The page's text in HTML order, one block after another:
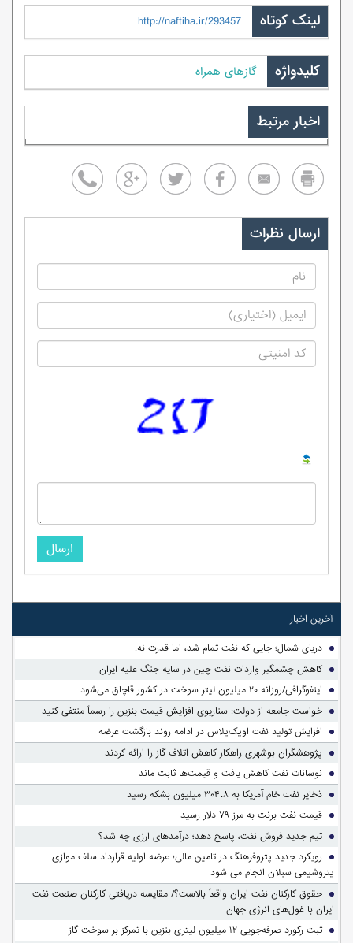
لینک کوتاه http://naftiha.ir/293457
کلیدواژه گازهای همراه
اخبار مرتبط
ارسال نظرات
ارسال
آخرین اخبار
دریای شمال؛ جایی که نفت تمام شد، اما قدرت نه!
کاهش چشمگیر واردات نفت چین در سایه جنگ علیه ایران
اینفوگرافی/روزانه ۲۰ میلیون لیتر سوخت در کشور قاچاق می‌شود
خواست جامعه از دولت: سناریوی افزایش قیمت بنزین را رسماً منتفی کنید
افزایش تولید نفت اوپک‌پلاس در ادامه روند بازگشت عرضه
پژوهشگران بوشهری راهکار کاهش اتلاف گاز را ارائه کردند
نوسانات نفت کاهش یافت و قیمت‌ها ثابت ماند
ذخایر نفت خام آمریکا به ۳۰۴.۸ میلیون بشکه رسید
قیمت نفت برنت به مرز ۷۹ دلار رسید
تیم جدید فروش نفت، پاسخ دهد؛ درآمدهای ارزی چه شد؟
رویکرد جدید پتروفرهنگ در تامین مالی؛ عرضه اولیه قرارداد سلف موازی
پتروشیمی سبلان انجام می شود
حقوق کارکنان نفت ایران واقعاً بالاست؟/ مقایسه دریافتی کارکنان صنعت نفت
ایران با غول‌های انرژی جهان
ثبت رکورد صرفه‌جویی ۱۲ میلیون لیتری بنزین با تمرکز بر سوخت گاز